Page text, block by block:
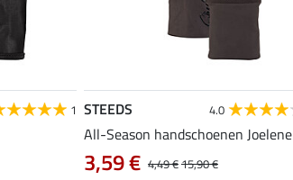
1 STEEDS 4.0
All-Season handschoenen Joelene
4,49 €15,90 €
3,59 €